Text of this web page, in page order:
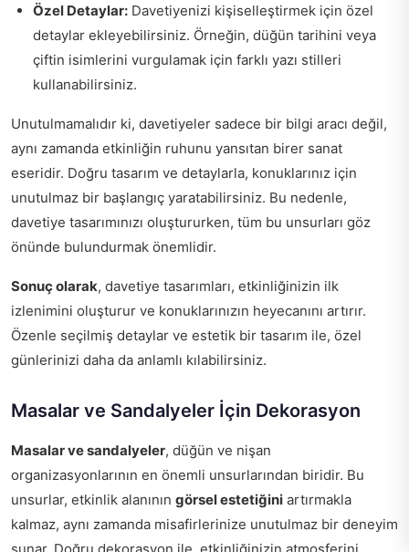
Özel Detaylar: Davetiyenizi kişiselleştirmek için özel
detaylar ekleyebilirsiniz. Örneğin, düğün tarihini veya
çiftin isimlerini vurgulamak için farklı yazı stilleri
kullanabilirsiniz.
Unutulmamalıdır ki, davetiyeler sadece bir bilgi aracı değil,
aynı zamanda etkinliğin ruhunu yansıtan birer sanat
eseridir. Doğru tasarım ve detaylarla, konuklarınız için
unutulmaz bir başlangıç yaratabilirsiniz. Bu nedenle,
davetiye tasarımınızı oluştururken, tüm bu unsurları göz
önünde bulundurmak önemlidir.
Sonuç olarak, davetiye tasarımları, etkinliğinizin ilk
izlenimini oluşturur ve konuklarınızın heyecanını artırır.
Özenle seçilmiş detaylar ve estetik bir tasarım ile, özel
günlerinizi daha da anlamlı kılabilirsiniz.
Masalar ve Sandalyeler İçin Dekorasyon
Masalar ve sandalyeler, düğün ve nişan
organizasyonlarının en önemli unsurlarından biridir. Bu
unsurlar, etkinlik alanının görsel estetiğini artırmakla
kalmaz, aynı zamanda misafirlerinize unutulmaz bir deneyim
sunar. Doğru dekorasyon ile, etkinliğinizin atmosferini